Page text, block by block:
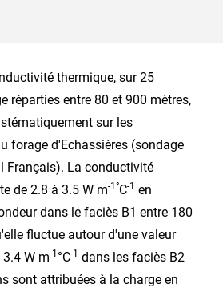
thermique, sur 25
réparties entre 80 et 900 mètres,
sur les
forage d'Echassières (sondage
Français). La conductivité
de 2.8 à 3.5 W m-1°C-1 en
dans le faciès B1 entre 180
fluctue autour d'une valeur
W m-1 °C-1 dans les faciès B2
sont attribuées à la charge en